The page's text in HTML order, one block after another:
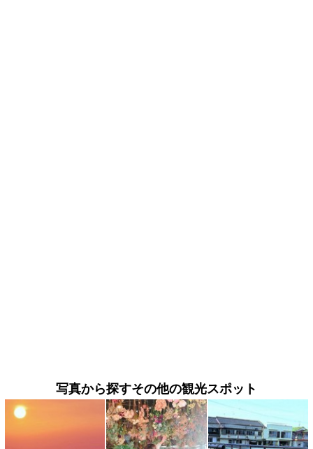
写真から探すその他の観光スポット